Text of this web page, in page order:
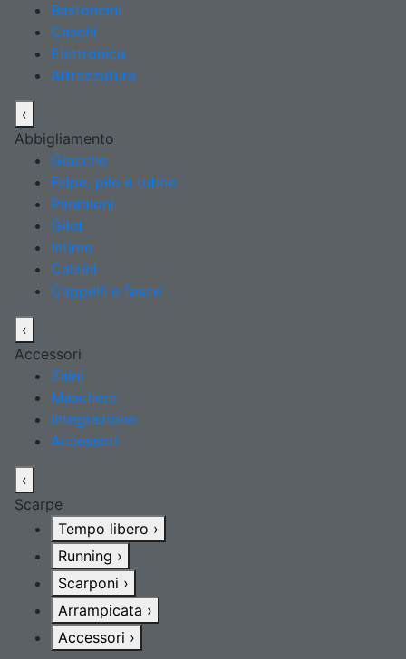
Bastoncini
Caschi
Elettronica
Attrezzatura
‹
Abbigliamento
Giacche
Felpe, pile e tutine
Pantaloni
Gilet
Intimo
Calzini
Cappelli e fasce
‹
Accessori
Zaini
Maschere
Integrazione
Accessori
‹
Scarpe
Tempo libero ›
Running ›
Scarponi ›
Arrampicata ›
Accessori ›